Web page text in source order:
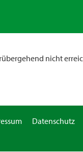
nicht
Datenschutz